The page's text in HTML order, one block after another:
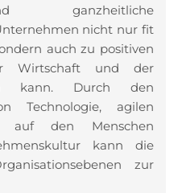
ganzheitliche
nicht nur fit
auch zu positiven
Wirtschaft und der
kann. Durch den
Technologie, agilen
auf den Menschen
kann die
zur